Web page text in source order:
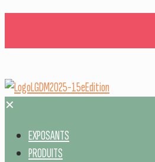
✕
EXPOSANTS
PRODUITS